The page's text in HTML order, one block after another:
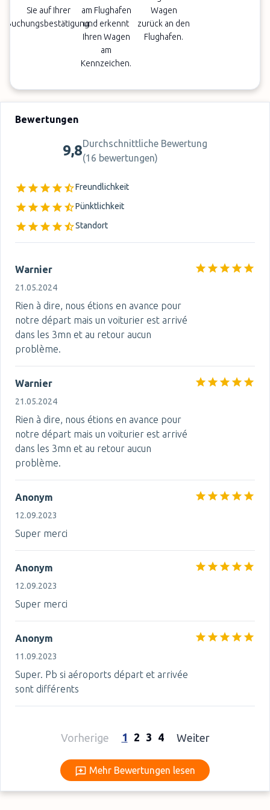
Sie auf Ihrer
Buchungsbestätigung.
am Flughafen
und erkennt
Ihren Wagen
am
Kennzeichen.
Wagen
zurück an den
Flughafen.
Bewertungen
9,8Durchschnittliche Bewertung
(16 bewertungen)
Freundlichkeit
Pünktlichkeit
Standort
Warnier
21.05.2024
Rien à dire, nous étions en avance pour
notre départ mais un voiturier est arrivé
dans les 3mn et au retour aucun
problème.
Warnier
21.05.2024
Rien à dire, nous étions en avance pour
notre départ mais un voiturier est arrivé
dans les 3mn et au retour aucun
problème.
Anonym
12.09.2023
Super merci
Anonym
12.09.2023
Super merci
Anonym
11.09.2023
Super. Pb si aéroports départ et arrivée
sont différents
Vorherige 1 2 3 4 Weiter
Mehr Bewertungen lesen
Mehr Bewertungen lesen